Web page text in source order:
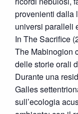
provenienti dalla
universi paralleli
In The Sacrifice
The Mabinogion
delle storie orali
Durante una
Galles
sull’ecologia